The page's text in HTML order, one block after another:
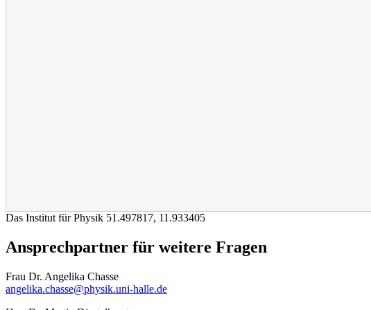
Das Institut für Physik 51.497817, 11.933405
Ansprechpartner für weitere Fragen
Frau Dr. Angelika Chasse
angelika.chasse@physik.uni-halle.de